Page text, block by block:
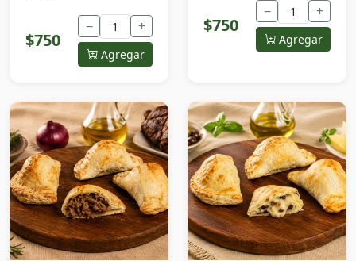
$750
− +
Agregar
$750
− +
Agregar